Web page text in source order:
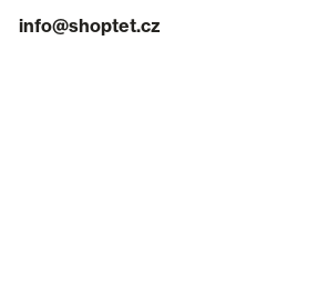
info@shoptet.cz